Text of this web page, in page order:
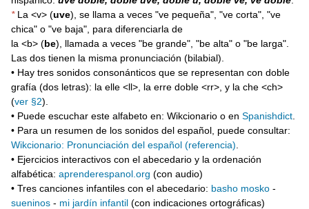
*La <v> (uve), se llama a veces "ve pequeña", "ve corta", "ve
chica" o "ve baja", para diferenciarla de
la <b> (be), llamada a veces "be grande", "be alta" o "be larga".
Las dos tienen la misma pronunciación (bilabial).
• Hay tres sonidos consonánticos que se representan con doble
grafía (dos letras): la elle <ll>, la erre doble <rr>, y la che <ch>
(ver §2).
• Puede escuchar este alfabeto en: Wikcionario o enSpanishdict
• Para un resumen de los sonidos del español, puede consultar:
Wikcionario: Pronunciación del español (referencia)
• Ejercicios interactivos con el abecedario y la ordenación
alfabética:aprenderespanol.org (con audio)
• Tres canciones infantiles con el abecedario: basho mosko -
sueninos - mi jardín infantil (con indicaciones ortográficas)